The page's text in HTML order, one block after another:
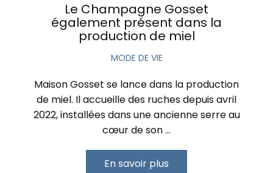
Le Champagne Gosset
également présent dans la
production de miel
MODE DE VIE
Maison Gosset se lance dans la production
de miel. Il accueille des ruches depuis avril
2022, installées dans une ancienne serre au
cœur de son …
En savoir plus